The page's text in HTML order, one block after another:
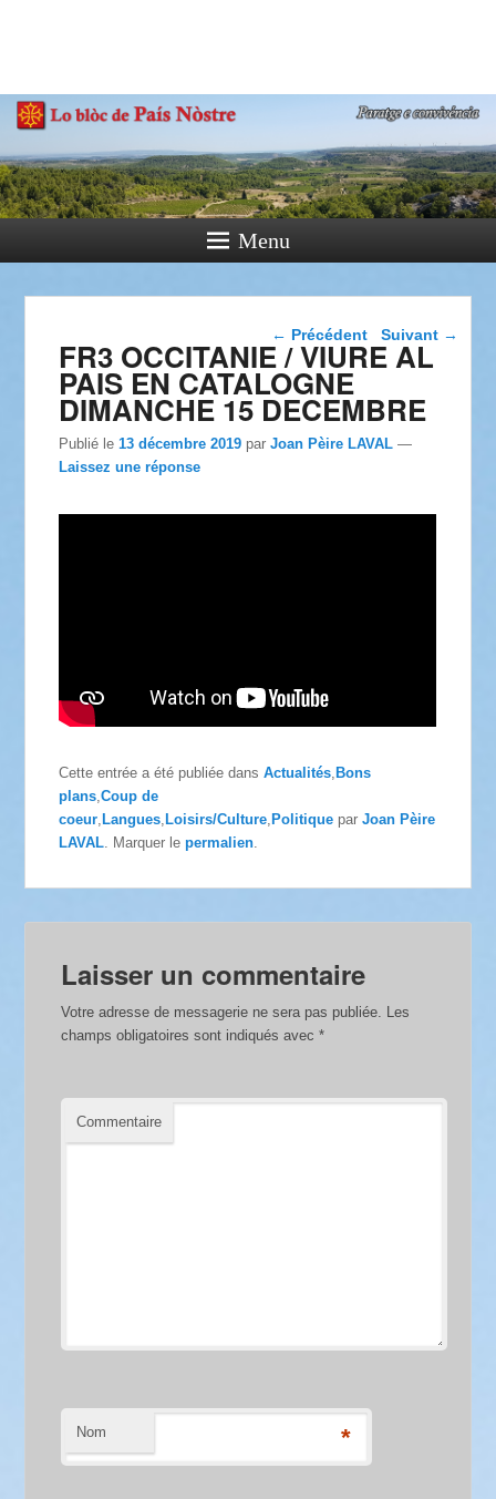
Paratge e Convivència
Menu
Navigation dans les
articles
← Précédent Suivant →
FR3 OCCITANIE / VIURE AL
PAIS EN CATALOGNE
DIMANCHE 15 DECEMBRE
Publié le13 décembre 2019 parJoan Pèire LAVAL —
Laissez une réponse
Cette entrée a été publiée dansActualités, Bons
plans,Coup de
coeur, Langues, Loisirs/Culture, Politique parJoan Pèire
LAVAL. Marquer lepermalien.
Laisser un commentaire
Votre adresse de messagerie ne sera pas publiée. Les
champs obligatoires sont indiqués avec*
Commentaire
Nom *